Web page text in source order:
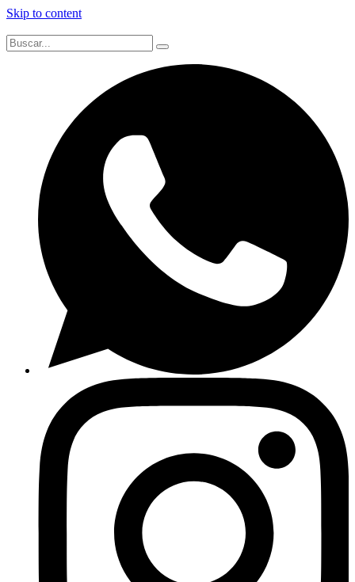
Skip to content